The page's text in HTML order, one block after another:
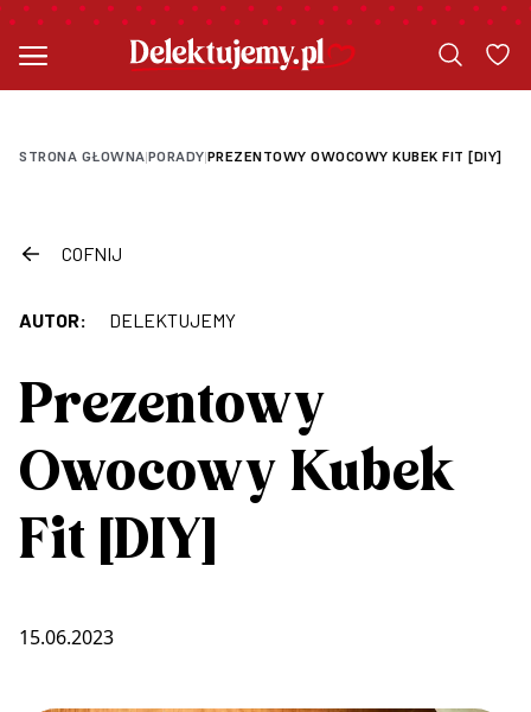
STRONA GŁOWNA|PORADY|PREZENTOWY OWOCOWY KUBEK FIT [DIY]
COFNIJ
AUTOR: DELEKTUJEMY
Prezentowy
Owocowy Kubek
Fit [DIY]
15.06.2023